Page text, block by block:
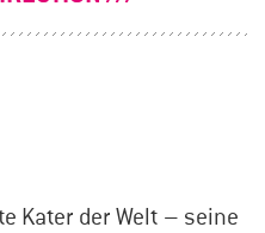
Kater der Welt – seine